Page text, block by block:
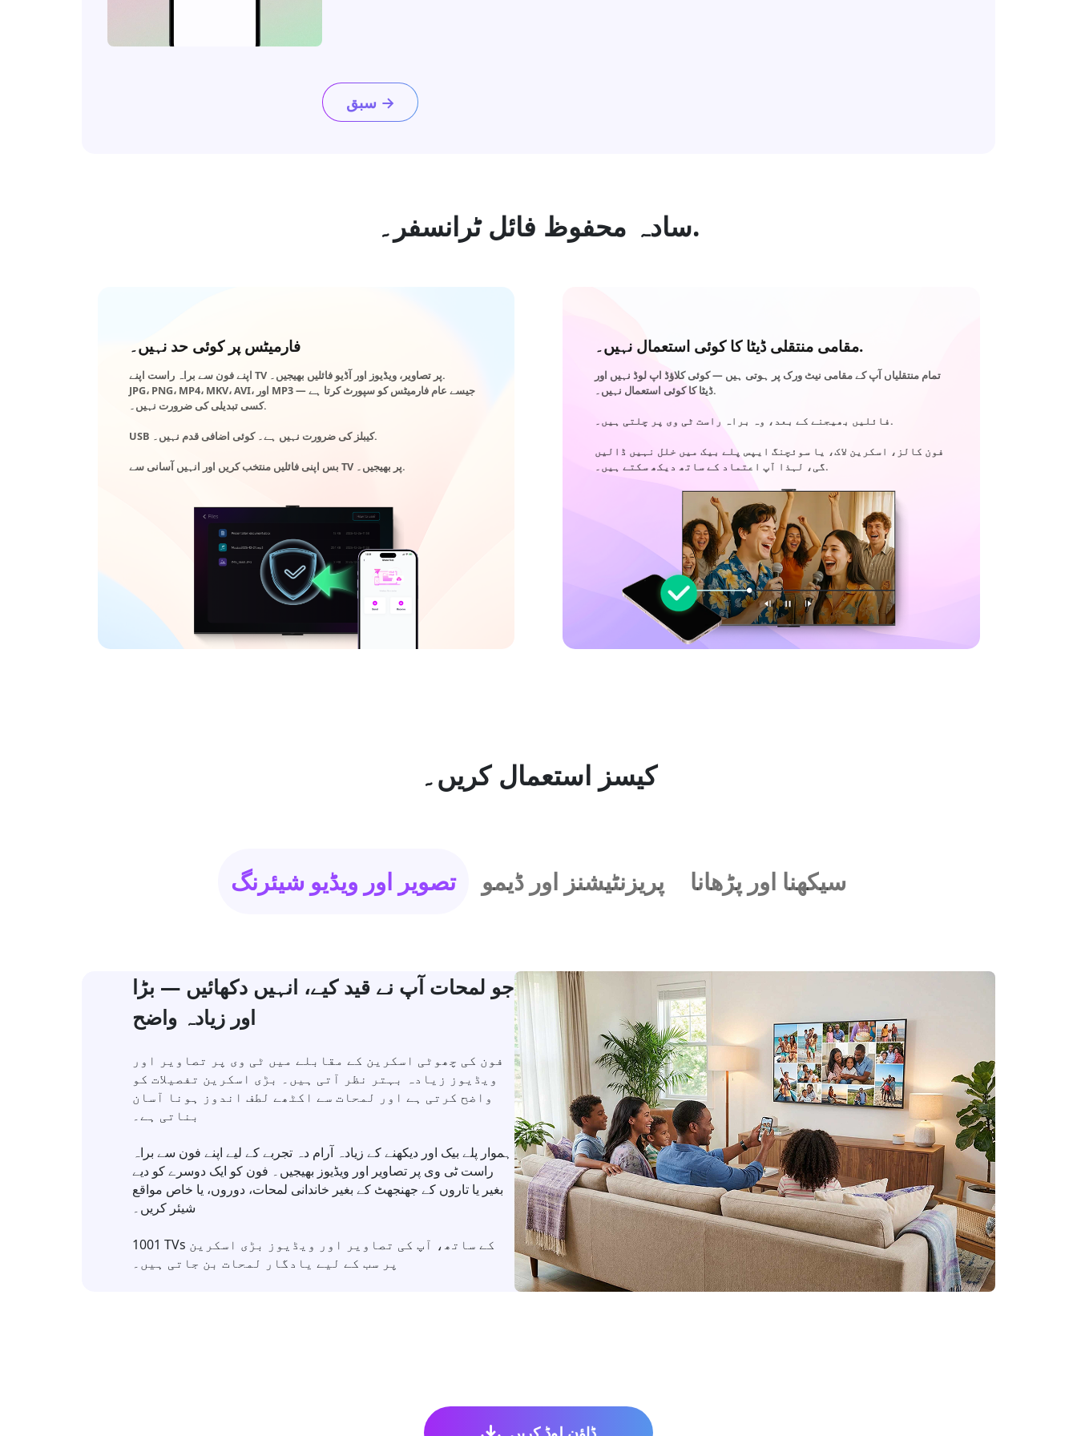
سبق →
سادہ محفوظ فائل ٹرانسفر۔.
فارمیٹس پر کوئی حد نہیں۔
اپنے فون سے براہ راست اپنے TV پر تصاویر، ویڈیوز اور آڈیو فائلیں بھیجیں۔.
JPG، PNG، MP4، MKV، AVI، اور MP3 جیسے عام فارمیٹس کو سپورٹ کرتا ہے —
کسی تبدیلی کی ضرورت نہیں۔.
USB کیبلز کی ضرورت نہیں ہے۔ کوئی اضافی قدم نہیں۔.
بس اپنی فائلیں منتخب کریں اور انہیں آسانی سے TV پر بھیجیں۔.
مقامی منتقلی ڈیٹا کا کوئی استعمال نہیں۔.
تمام منتقلیاں آپ کے مقامی نیٹ ورک پر ہوتی ہیں — کوئی کلاؤڈ اپ لوڈ نہیں اور
ڈیٹا کا کوئی استعمال نہیں۔.
فائلیں بھیجنے کے بعد، وہ براہ راست ٹی وی پر چلتی ہیں۔.
فون کالز، اسکرین لاک، یا سوئچنگ ایپس پلے بیک میں خلل نہیں ڈالیں
گی، لہذا آپ اعتماد کے ساتھ دیکھ سکتے ہیں۔.
کیسز استعمال کریں۔
تصویر اور ویڈیو شیئرنگ پریزنٹیشنز اور ڈیمو سیکھنا اور پڑھانا
جو لمحات آپ نے قید کیے، انہیں دکھائیں — بڑا
اور زیادہ واضح
فون کی چھوٹی اسکرین کے مقابلے میں ٹی وی پر تصاویر اور
ویڈیوز زیادہ بہتر نظر آتی ہیں۔ بڑی اسکرین تفصیلات کو
واضح کرتی ہے اور لمحات سے اکٹھے لطف اندوز ہونا آسان
بناتی ہے۔
ہموار پلے بیک اور دیکھنے کے زیادہ آرام دہ تجربے کے لیے اپنے فون سے براہ
راست ٹی وی پر تصاویر اور ویڈیوز بھیجیں۔ فون کو ایک دوسرے کو دیے
بغیر یا تاروں کے جھنجھٹ کے بغیر خاندانی لمحات، دوروں، یا خاص مواقع
شیئر کریں۔
1001 TVs کے ساتھ، آپ کی تصاویر اور ویڈیوز بڑی اسکرین
پر سب کے لیے یادگار لمحات بن جاتی ہیں۔